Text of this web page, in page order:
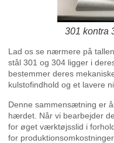
301 kontra
Lad os se nærmere på
stål 301 og 304 ligger i
bestemmer deres
kulstofindhold og et lavere
Denne sammensætning er
hærdet. Når vi bearbejder
for øget værktøjsslid i
for